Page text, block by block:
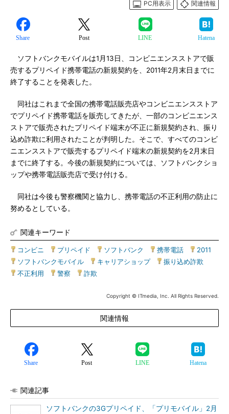
PC用表示 関連情報
Share Post LINE Hatena
ソフトバンクモバイルは1月13日、コンビニエンスストアで販
売するプリペイド携帯電話の新規契約を、2011年2月末日までに
終了することを発表した。
同社はこれまで全国の携帯電話販売店やコンビニエンスストア
でプリペイド携帯電話を販売してきたが、一部のコンビニエンス
ストアで販売されたプリペイド端末が不正に新規契約され、振り
込め詐欺に利用されたことが判明した。そこで、すべてのコンビ
ニエンスストアで販売するプリペイド端末の新規契約を2月末日
までに終了する。今後の新規契約については、ソフトバンクショ
ップや携帯電話販売店で受け付ける。
同社は今後も警察機関と協力し、携帯電話の不正利用の防止に
努めるとしている。
関連キーワード
コンビニ プリペイド ソフトバンク 携帯電話 2011
ソフトバンクモバイル
キャリアショップ| 振り込め詐欺
不正利用
警察 詐欺
Copyright © ITmedia, Inc. All Rights Reserved.
関連情報
Share Post LINE Hatena
関連記事
ソフトバンクの3Gプリペイド、「プリモバイル」2月